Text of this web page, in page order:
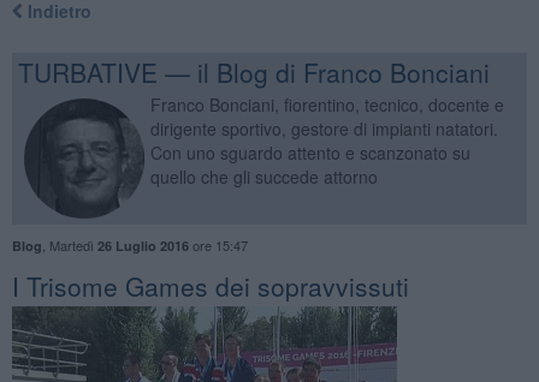
Indietro
TURBATIVE — il Blog di Franco Bonciani
Franco Bonciani, fiorentino, tecnico, docente e
dirigente sportivo, gestore di impianti natatori.
Con uno sguardo attento e scanzonato su
quello che gli succede attorno
Blog Martedì 26 Luglio 2016ore 15:47
​I Trisome Games dei sopravvissuti